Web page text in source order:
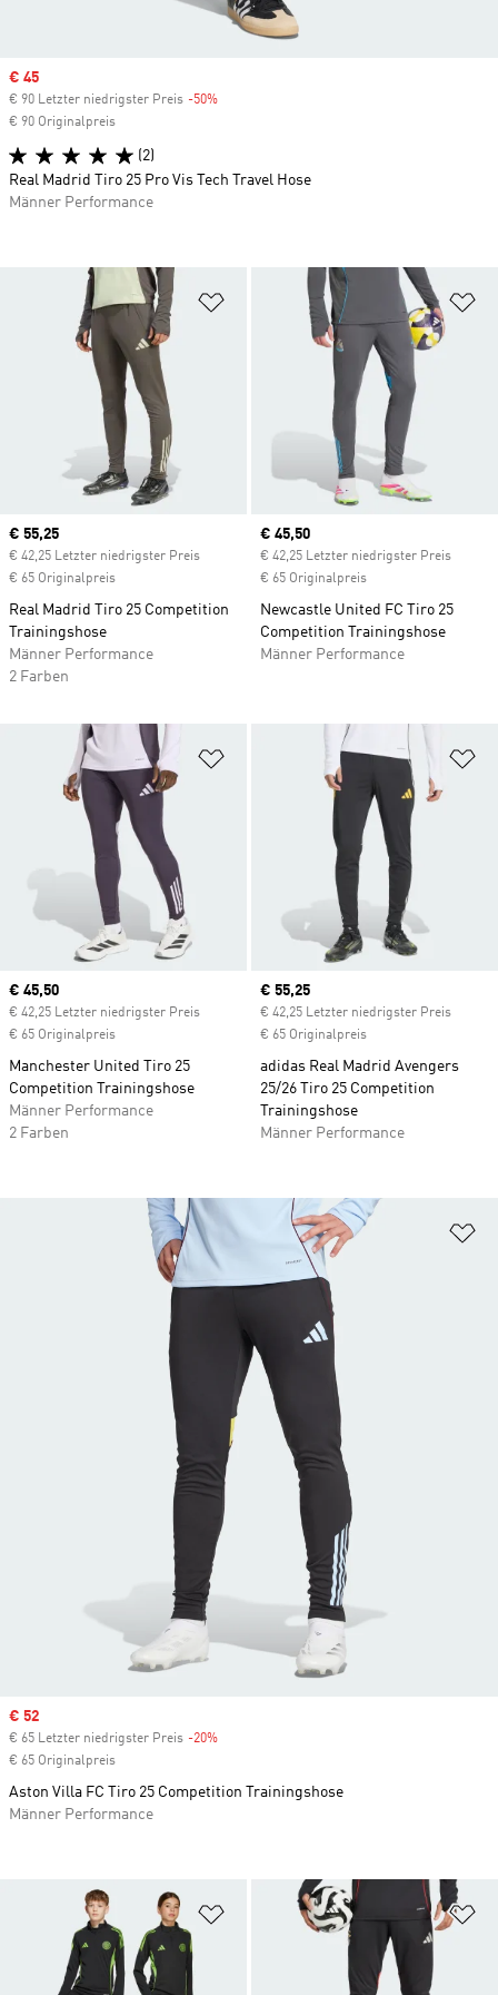
Zur Wunschliste hinzufügen
Current price
€ 55,25
€ 42,25 Letzter niedrigster Preis
€ 65 Originalpreis
Real Madrid Tiro 25 Competition
Trainingshose
Männer Performance
2 Farben
Current price
€ 45,50
€ 42,25 Letzter niedrigster Preis
€ 65 Originalpreis
Newcastle United FC Tiro 25
Competition Trainingshose
Männer Performance
Zur Wunschliste hinzufügen
Current price
€ 45,50
€ 42,25 Letzter niedrigster Preis
€ 65 Originalpreis
Manchester United Tiro 25
Competition Trainingshose
Männer Performance
2 Farben
Current price
€ 55,25
€ 42,25 Letzter niedrigster Preis
€ 65 Originalpreis
adidas Real Madrid Avengers
25/26 Tiro 25 Competition
Trainingshose
Männer Performance
Zur Wunschliste hinzufügen
Sale price
€ 45
€ 90 Letzter niedrigster Preis -50%
€ 90 Originalpreis
(2)
Real Madrid Tiro 25 Pro Vis Tech Travel Hose
Männer Performance
Sale price
€ 52
€ 65 Letzter niedrigster Preis -20%
€ 65 Originalpreis
Aston Villa FC Tiro 25 Competition Trainingshose
Männer Performance